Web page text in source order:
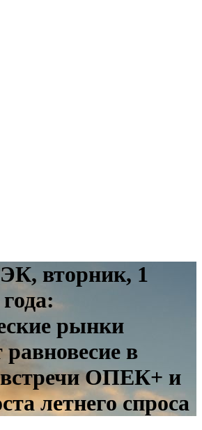
вторник, 1
рынки
в
ОПЕК+ и
летнего спроса